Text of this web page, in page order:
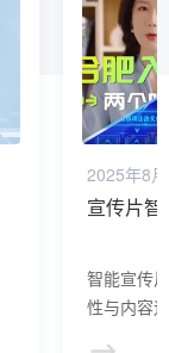
2025年8
宣传片智
智能宣传
性与内容